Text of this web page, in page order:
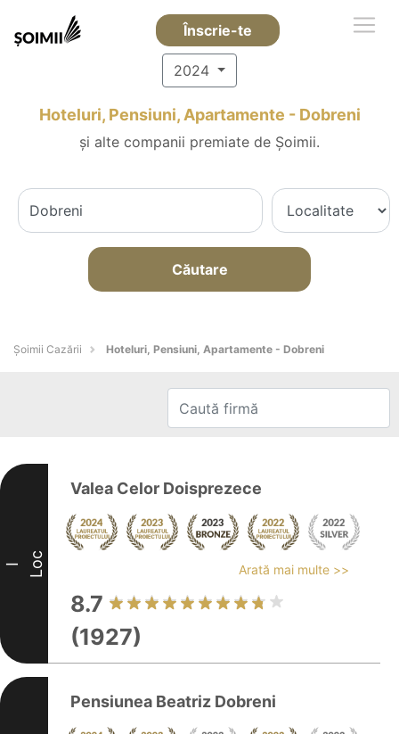
Înscrie-te
2024
Hoteluri, Pensiuni, Apartamente - Dobreni
și alte companii premiate de Șoimii.
Căutare
Șoimii Cazării Hoteluri, Pensiuni, Apartamente - Dobreni
I Loc
Valea Celor Doisprezece
Arată mai multe >>
8.7
(1927)
Pensiunea Beatriz Dobreni